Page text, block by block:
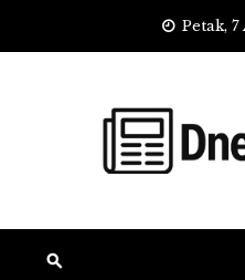
Petak,